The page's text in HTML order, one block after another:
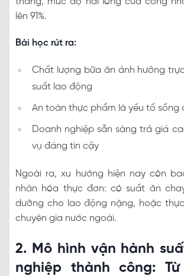
lên 91%.
Bài học rút ra:
Chất lượng bữa ăn ảnh hưởng
suất lao động
An toàn thực phẩm là yếu tố sống
Doanh nghiệp sẵn sàng trả giá
vụ đáng tin cậy
Ngoài ra, xu hướng hiện nay còn
nhân hóa thực đơn: có suất ăn
dưỡng cho lao động nặng, hoặc
chuyên gia nước ngoài.
2. Mô hình vận hành
nghiệp thành công: